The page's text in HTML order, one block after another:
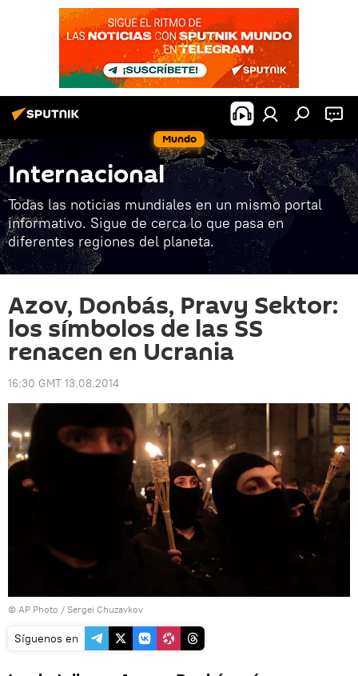
Mundo
Internacional
Todas las noticias mundiales en un mismo portal
informativo. Sigue de cerca lo que pasa en
diferentes regiones del planeta.
Azov, Donbás, Pravy Sektor:
los símbolos de las SS
renacen en Ucrania
16:30 GMT 13.08.2014
© AP Photo / Sergei Chuzavkov
Síguenos en